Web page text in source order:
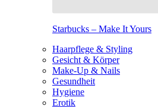
Starbucks – Make It Yours
Haarpflege & Styling
Gesicht & Körper
Make-Up & Nails
Gesundheit
Hygiene
Erotik